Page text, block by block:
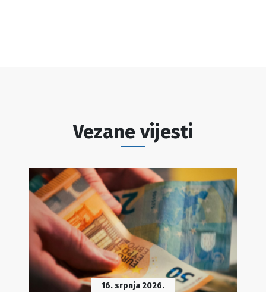
Vezane vijesti
16. srpnja 2026.